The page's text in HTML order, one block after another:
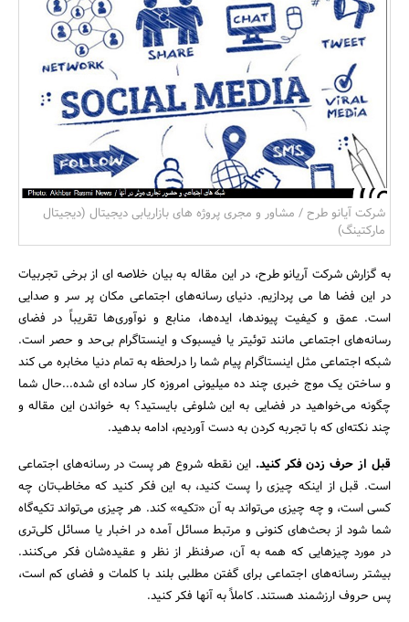
بانک، بیمه و سرمایه
مسکن و ساختمان
شرکت آیانو طرح / مشاور و مجری پروژه های بازاریابی دیجیتال (دیجیتال
مارکتینگ)
به گزارش شرکت آریانو طرح، در این مقاله به بیان خلاصه ای از برخی تجربیات
در این فضا ها می پردازیم. دنیای رسانه‌های اجتماعی مکان پر سر و صدایی
است. عمق و کیفیت پیوندها، ایده‌ها، منابع و نوآوری‌ها تقریباً در فضای
رسانه‌های اجتماعی مانند توئیتر یا فیسبوک و اینستاگرام بی‌حد و حصر است.
شبکه اجتماعی مثل اینستاگرام پیام شما را درلحظه به تمام دنیا مخابره می کند
و ساختن یک موج خبری چند ده میلیونی امروزه کار ساده ای شده...حال شما
چگونه می‌خواهید در فضایی به این شلوغی بایستید؟ به خواندن این مقاله و
چند نکته‌ای که با تجربه کردن به دست آوردیم، ادامه بدهید.
قبل از حرف زدن فکر کنید. این نقطه شروع هر پست در رسانه‌های اجتماعی
است. قبل از اینکه چیزی را پست کنید، به این فکر کنید که مخاطب‌تان چه
کسی است، و چه چیزی می‌تواند به آن «تکیه» کند. هر چیزی می‌تواند تکیه‌گاه
شما شود از بحث‌های کنونی و مرتبط مسائل آمده در اخبار یا مسائل کلی‌تری
در مورد چیزهایی که همه به آن، صرفنظر از نظر و عقیده‌شان فکر می‌کنند.
بیشتر رسانه‌های اجتماعی برای گفتن مطلبی بلند با کلمات و فضای کم است،
پس حروف ارزشمند هستند. کاملاً به آنها فکر کنید.